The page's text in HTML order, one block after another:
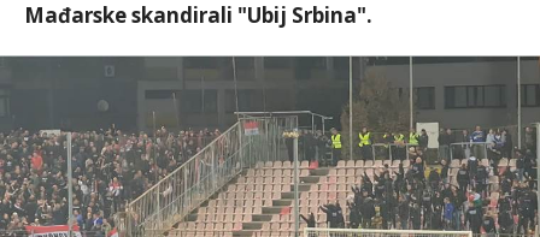
Mađarske skandirali "Ubij Srbina".